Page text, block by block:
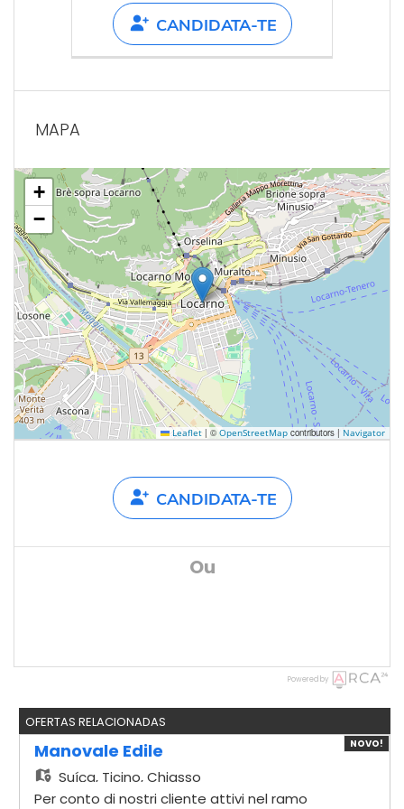
CANDIDATA-TE
MAPA
+
−
Leaflet | © OpenStreetMap contributors | Navigator
CANDIDATA-TE
Ou
Powered by
OFERTAS RELACIONADAS
NOVO!
Manovale Edile
Suíça, Ticino, Chiasso
Per conto di nostri cliente attivi nel ramo